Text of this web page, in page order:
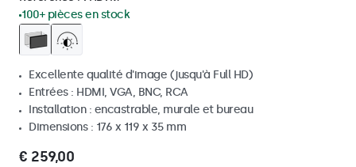
100+ pièces en stock
Excellente qualité d'image (jusqu'à Full HD)
Entrées : HDMI, VGA, BNC, RCA
Installation : encastrable, murale et bureau
Dimensions : 176 x 119 x 35 mm
€ 259,00